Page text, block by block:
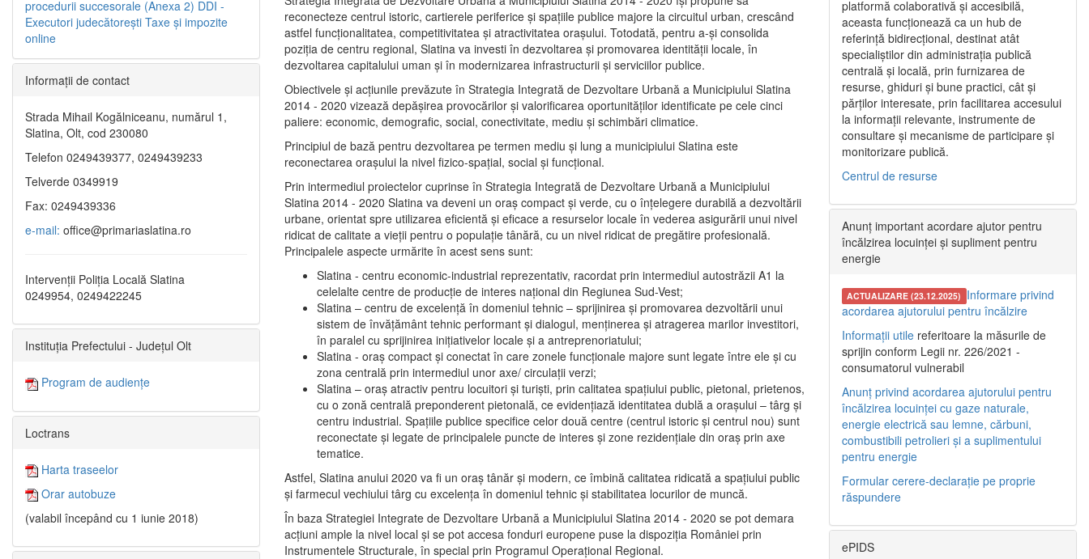
reconecteze centrul istoric, cartierele periferice şi spaţiile publice majore la circuitul urban, crescând
astfel funcţionalitatea, competitivitatea şi atractivitatea oraşului. Totodată, pentru a-şi consolida
poziţia de centru regional, Slatina va investi în dezvoltarea şi promovarea identităţii locale, în
dezvoltarea capitalului uman şi în modernizarea infrastructurii şi serviciilor publice.
Obiectivele şi acţiunile prevăzute în Strategia Integrată de Dezvoltare Urbană a Municipiului Slatina
2014 - 2020 vizează depășirea provocărilor şi valorificarea oportunităţilor identificate pe cele cinci
paliere: economic, demografic, social, conectivitate, mediu şi schimbări climatice.
Principiul de bază pentru dezvoltarea pe termen mediu şi lung a municipiului Slatina este
reconectarea oraşului la nivel fizico-spaţial, social şi funcţional.
Prin intermediul proiectelor cuprinse în Strategia Integrată de Dezvoltare Urbană a Municipiului
Slatina 2014 - 2020 Slatina va deveni un oraş compact şi verde, cu o înţelegere durabilă a dezvoltării
urbane, orientat spre utilizarea eficientă şi eficace a resurselor locale în vederea asigurării unui nivel
ridicat de calitate a vieţii pentru o populaţie tânără, cu un nivel ridicat de pregătire profesională.
Principalele aspecte urmărite în acest sens sunt:
Slatina - centru economic-industrial reprezentativ, racordat prin intermediul autostrăzii A1 la
celelalte centre de producţie de interes naţional din Regiunea Sud-Vest;
Slatina – centru de excelenţă în domeniul tehnic – sprijinirea şi promovarea dezvoltării unui
sistem de învăţământ tehnic performant şi dialogul, menţinerea şi atragerea marilor investitori,
în paralel cu sprijinirea iniţiativelor locale şi a antreprenoriatului;
Slatina - oraş compact şi conectat în care zonele funcţionale majore sunt legate între ele şi cu
zona centrală prin intermediul unor axe/ circulații verzi;
Slatina – oraş atractiv pentru locuitori şi turişti, prin calitatea spaţiului public, pietonal, prietenos,
cu o zonă centrală preponderent pietonală, ce evidenţiază identitatea dublă a oraşului – târg şi
centru industrial. Spaţiile publice specifice celor două centre (centrul istoric şi centrul nou) sunt
reconectate şi legate de principalele puncte de interes şi zone rezidenţiale din oraş prin axe
tematice.
Astfel, Slatina anului 2020 va fi un oraş tânăr şi modern, ce îmbină calitatea ridicată a spaţiului public
şi farmecul vechiului târg cu excelenţa în domeniul tehnic şi stabilitatea locurilor de muncă.
În baza Strategiei Integrate de Dezvoltare Urbană a Municipiului Slatina 2014 - 2020 se pot demara
acţiuni ample la nivel local şi se pot accesa fonduri europene puse la dispoziţia României prin
Instrumentele Structurale, în special prin Programul Operațional Regional.
procedurii succesorale (Anexa 2) DDI -
Executori judecătorești Taxe şi impozite
online
Informaţii de contact
Strada Mihail Kogălniceanu, numărul 1,
Slatina, Olt, cod 230080
Telefon 0249439377, 0249439233
Telverde 0349919
Fax: 0249439336
e-mail: office@primariaslatina.ro
Intervenții Poliția Locală Slatina
0249954, 0249422245
Instituția Prefectului - Județul Olt
Program de audiențe
Loctrans
Harta traseelor
Orar autobuze
(valabil începând cu 1 iunie 2018)
platformă colaborativă și accesibilă,
aceasta funcționează ca un hub de
referință bidirecțional, destinat atât
specialiștilor din administrația publică
centrală și locală, prin furnizarea de
resurse, ghiduri și bune practici, cât și
părților interesate, prin facilitarea accesului
la informații relevante, instrumente de
consultare și mecanisme de participare și
monitorizare publică.
Centrul de resurse
Anunț important acordare ajutor pentru
încălzirea locuinței și supliment pentru
energie
ACTUALIZARE (23.12.2025) Informare privind
acordarea ajutorului pentru încălzire
Informații utile referitoare la măsurile de
sprijin conform Legii nr. 226/2021 -
consumatorul vulnerabil
Anunț privind acordarea ajutorului pentru
încălzirea locuinței cu gaze naturale,
energie electrică sau lemne, cărbuni,
combustibili petrolieri și a suplimentului
pentru energie
Formular cerere-declarație pe proprie
răspundere
ePIDS